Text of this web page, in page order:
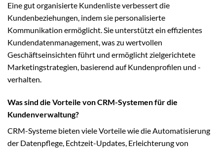
Eine gut organisierte Kundenliste verbessert die
Kundenbeziehungen, indem sie personalisierte
Kommunikation ermöglicht. Sie unterstützt ein effizientes
Kundendatenmanagement, was zu wertvollen
Geschäftseinsichten führt und ermöglicht zielgerichtete
Marketingstrategien, basierend auf Kundenprofilen und -
verhalten.
Was sind die Vorteile von CRM-Systemen für die
Kundenverwaltung?
CRM-Systeme bieten viele Vorteile wie die Automatisierung
der Datenpflege, Echtzeit-Updates, Erleichterung von